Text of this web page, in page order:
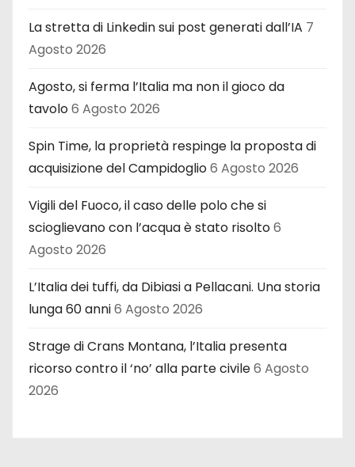
La stretta di Linkedin sui post generati dall’IA 7
Agosto 2026
Agosto, si ferma l’Italia ma non il gioco da
tavolo6 Agosto 2026
Spin Time, la proprietà respinge la proposta di
acquisizione del Campidoglio6 Agosto 2026
Vigili del Fuoco, il caso delle polo che si
scioglievano con l’acqua è stato risolto6
Agosto 2026
L’Italia dei tuffi, da Dibiasi a Pellacani. Una storia
lunga 60 anni6 Agosto 2026
Strage di Crans Montana, l’Italia presenta
ricorso contro il ‘no’ alla parte civile6 Agosto
2026